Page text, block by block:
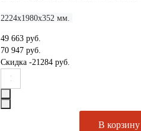
2224х1980х352 мм.
49 663 руб.
70 947 руб.
Скидка -21284 руб.